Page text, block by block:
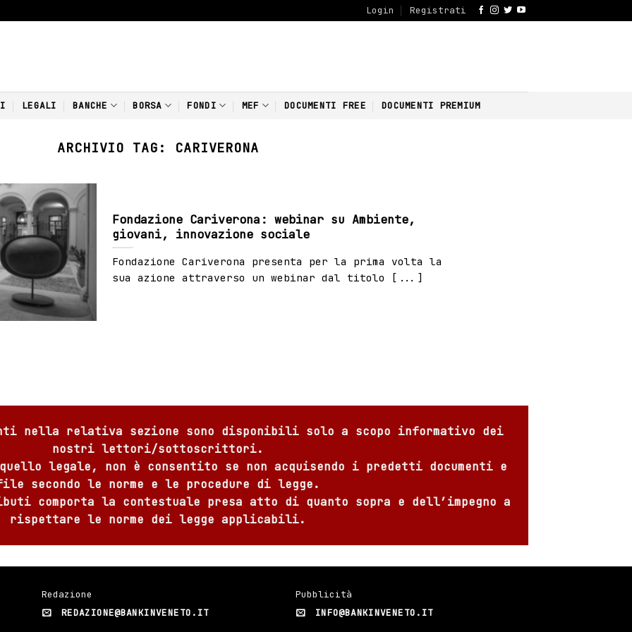
Login Registrati
LEGALI BANCHE BORSA FONDI MEF DOCUMENTI FREE DOCUMENTI PREMIUM
ARCHIVIO TAG: CARIVERONA
Fondazione Cariverona: webinar su Ambiente,
giovani, innovazione sociale
Fondazione Cariverona presenta per la prima volta la
sua azione attraverso un webinar dal titolo [...]
nella relativa sezione sono disponibili solo a scopo informativo dei
nostri lettori/sottoscrittori.
legale, non è consentito se non acquisendo i predetti documenti e
secondo le norme e le procedure di legge.
comporta la contestuale presa atto di quanto sopra e dell’impegno a
rispettare le norme dei legge applicabili.
Redazione
REDAZIONE@BANKINVENETO.IT
Pubblicità
INFO@BANKINVENETO.IT